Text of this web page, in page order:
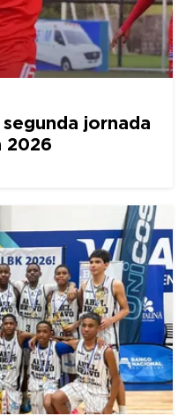
jornada
2026